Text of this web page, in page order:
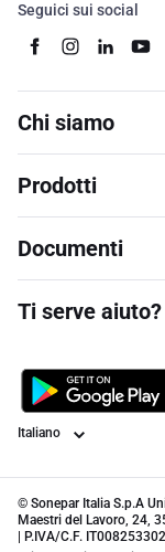
Seguici sui social
Chi siamo
Prodotti
Documenti
Ti serve aiuto?
Lingua
© Sonepar Italia S.p.A
Maestri del Lavoro, 24,
| P.IVA/C.F.